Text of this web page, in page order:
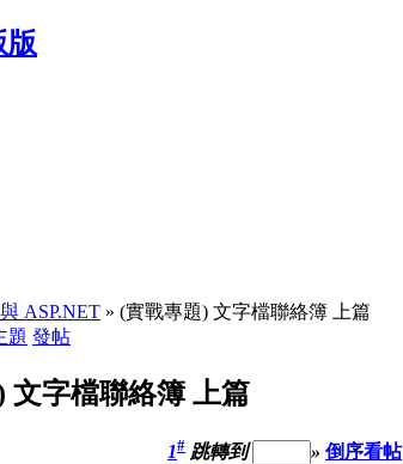
ASP.NET » (實戰專題) 文字檔聯絡簿 上篇
題 發帖
文字檔聯絡簿 上篇
1# 跳轉到 » 倒序看帖